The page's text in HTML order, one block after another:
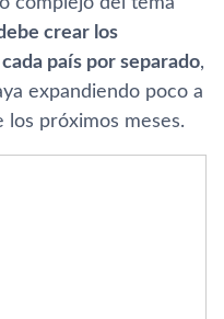
crear los
país por separado,
expandiendo poco a
los próximos meses.